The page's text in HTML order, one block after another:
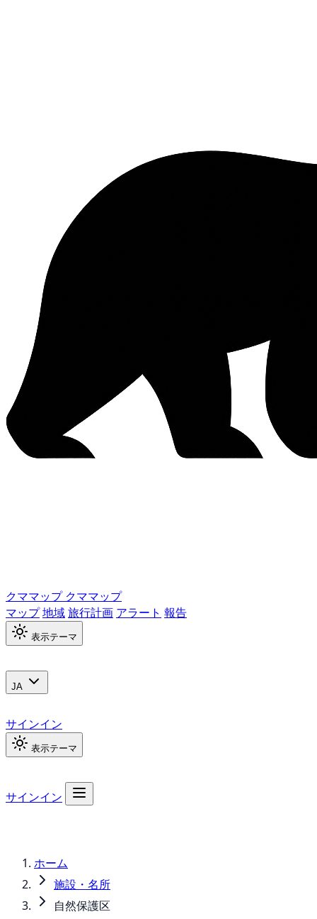
クママップ クママップ
マップ地域旅行計画 アラート 報告
表示テーマ
JA
サインイン
表示テーマ
サインイン
ホーム
施設・名所
自然保護区